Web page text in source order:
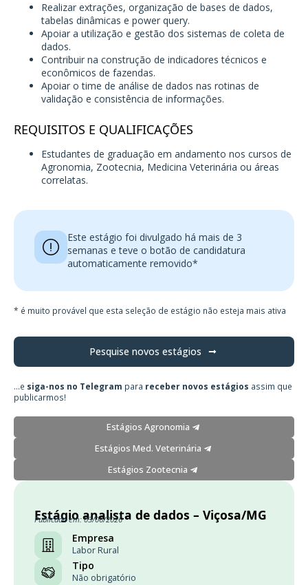
Realizar extrações, organização de bases de dados,
tabelas dinâmicas e power query.
Apoiar a utilização e gestão dos sistemas de coleta de
dados.
Contribuir na construção de indicadores técnicos e
econômicos de fazendas.
Apoiar o time de análise de dados nas rotinas de
validação e consistência de informações.
REQUISITOS E QUALIFICAÇÕES
Estudantes de graduação em andamento nos cursos de
Agronomia, Zootecnia, Medicina Veterinária ou áreas
correlatas.
Este estágio foi divulgado há mais de 3
semanas e teve o botão de candidatura
automaticamente removido*
* é muito provável que esta seleção de estágio não esteja mais ativa
Pesquise novos estágios
...e siga-nos no Telegram para receber novos estágios assim que
publicarmos!
Estágios Agronomia
Estágios Med. Veterinária
Estágios Zootecnia
Estágio analista de dados – Viçosa/MG
Publicado em: 03/06/2026
Empresa
Labor Rural
Tipo
Não obrigatório